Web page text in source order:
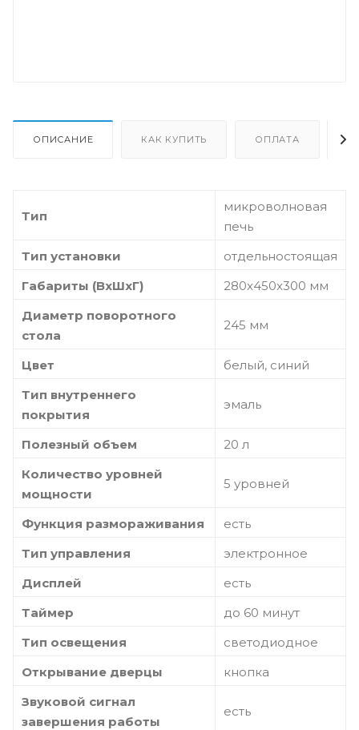
ОПИСАНИЕ КАК КУПИТЬ ОПЛАТА
Тип
микроволновая
печь
Тип установки
отдельностоящая
Габариты (ВхШхГ)
280x450x300 мм
Диаметр поворотного
стола
245 мм
Цвет
белый, синий
Тип внутреннего
покрытия
эмаль
Полезный объем
20 л
Количество уровней
мощности
5 уровней
Функция размораживания
есть
Тип управления
электронное
Дисплей
есть
Таймер
до 60 минут
Тип освещения
светодиодное
Открывание дверцы
кнопка
Звуковой сигнал
завершения работы
есть